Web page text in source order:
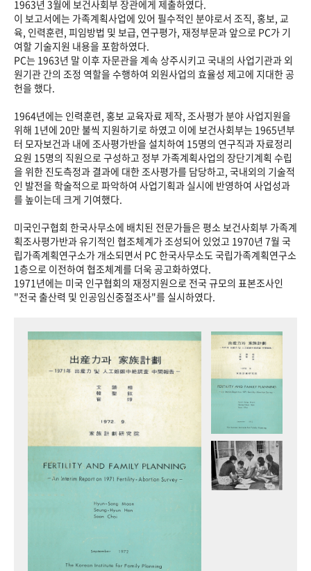
1963년 3월에 보건사회부 장관에게 제출하였다.
이 보고서에는 가족계획사업에 있어 필수적인 분야로서 조직, 홍보, 교
육, 인력훈련, 피임방법 및 보급, 연구평가, 재정부문과 앞으로 PC가 기
여할 기술지원 내용을 포함하였다.
PC는 1963년 말 이후 자문관을 계속 상주시키고 국내의 사업기관과 외
원기관 간의 조정 역할을 수행하여 외원사업의 효율성 제고에 지대한 공
헌을 했다.
1964년에는 인력훈련, 홍보 교육자료 제작, 조사평가 분야 사업지원을
위해 1년에 20만 불씩 지원하기로 하였고 이에 보건사회부는 1965년부
터 모자보건과 내에 조사평가반을 설치하여 15명의 연구직과 자료정리
요원 15명의 직원으로 구성하고 정부 가족계획사업의 장단기계획 수립
을 위한 진도측정과 결과에 대한 조사평가를 담당하고, 국내외의 기술적
인 발전을 학술적으로 파악하여 사업기획과 실시에 반영하여 사업성과
를 높이는데 크게 기여했다.
미국인구협회 한국사무소에 배치된 전문가들은 평소 보건사회부 가족계
획조사평가반과 유기적인 협조체계가 조성되어 있었고 1970년 7월 국
립가족계획연구소가 개소되면서 PC 한국사무소도 국립가족계획연구소
1층으로 이전하여 협조체계를 더욱 공고화하였다.
1971년에는 미국 인구협회의 재정지원으로 전국 규모의 표본조사인
"전국 출산력 및 인공임신중절조사"를 실시하였다.